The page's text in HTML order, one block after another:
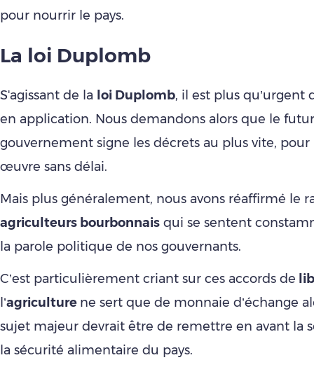
pour nourrir le pays.
La loi Duplomb
S'agissant de la loi Duplomb, il est plus qu’urgent
en application. Nous demandons alors que le futur
gouvernement signe les décrets au plus vite,
œuvre sans délai.
Mais plus généralement, nous avons réaffirmé le
agriculteurs bourbonnais qui se sentent
la parole politique de nos gouvernants.
C’est particulièrement criant sur ces accords de
l’agriculture ne sert que de monnaie d’échange
sujet majeur devrait être de remettre en avant la
la sécurité alimentaire du pays.